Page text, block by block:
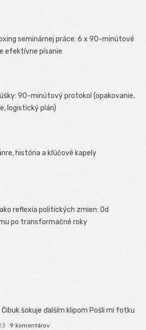
seminárnej práce: 6 x 90-minútové
efektívne písanie
90-minútový protokol (opakovanie,
logistický plán)
história a kľúčové kapely
reflexia politických zmien: Od
po transformačné roky
Čibuk šokuje ďalším klipom Pošli mi fotku
9 komentárov